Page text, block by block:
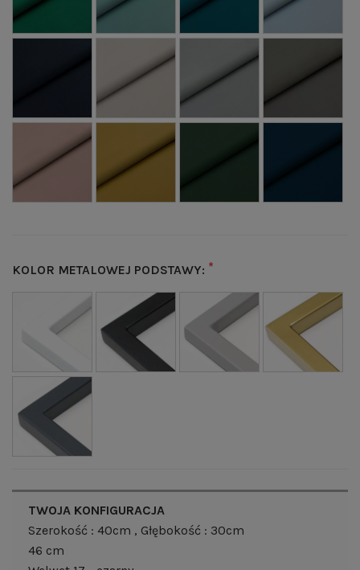
KOLOR METALOWEJ PODSTAWY: *
TWOJA KONFIGURACJA
Szerokość : 40cm , Głębokość : 30cm
46 cm